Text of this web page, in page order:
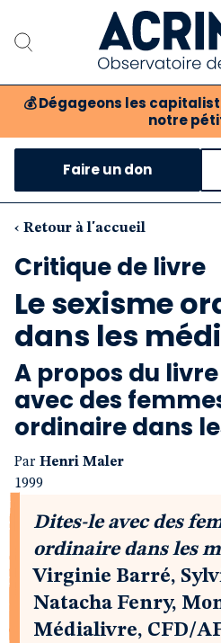
💰 Dégageons les
notre
Notre
Notre critique
Nos
Notre
Faire un don
‹ Retour à l'accueil
Critique de livre
Le sexisme
dans les
A propos du
avec des
ordinaire dans
Par Henri Maler
1999
Dites-le avec des
ordinaire dans les
Virginie Barré,
Natacha Fenry,
Médialivre, CFD/